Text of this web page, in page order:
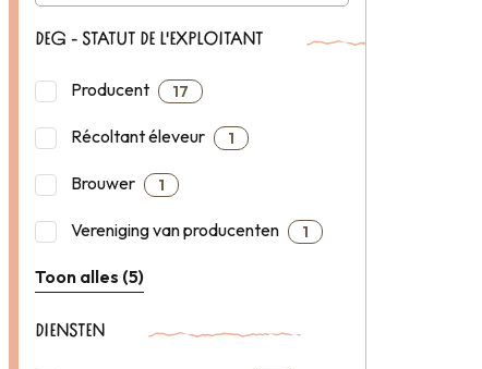
DEG - STATUT DE L'EXPLOITANT
Producent 17
Récoltant éleveur 1
Brouwer 1
Vereniging van producenten 1
Toon alles (5)
DIENSTEN